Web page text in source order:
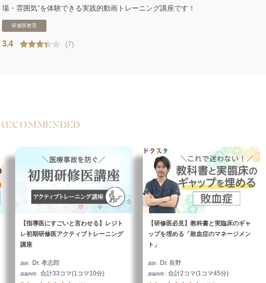
場・雰囲気”を体験できる実践的動画トレーニング講座です！
研修医教育
3.4 (7)
【指導医にすごいと言わせる】レジト
レ初期研修医アクティブトレーニング
講座
講師： Dr. 孝志郎
講義時間： 合計33コマ(1コマ10分)
【研修医必見】教科書と実臨床のギャ
ップを埋める「敗血症のマネージメン
ト」
講師： Dr. 長野
講義時間： 合計2コマ(1コマ45分)